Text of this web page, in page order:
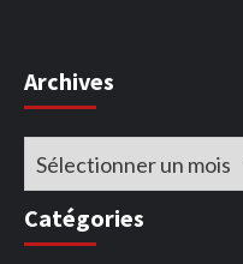
Archives
Archives
Catégories